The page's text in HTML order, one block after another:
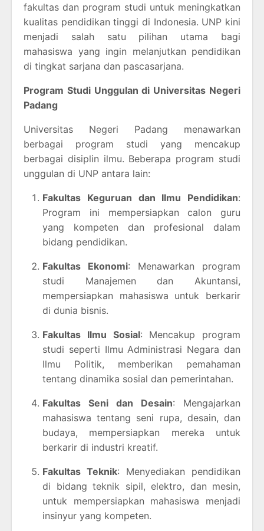
fakultas dan program studi untuk meningkatkan
kualitas pendidikan tinggi di Indonesia. UNP kini
menjadi salah satu pilihan utama bagi
mahasiswa yang ingin melanjutkan pendidikan
di tingkat sarjana dan pascasarjana.
Program Studi Unggulan di Universitas Negeri
Padang
Universitas Negeri Padang menawarkan
berbagai program studi yang mencakup
berbagai disiplin ilmu. Beberapa program studi
unggulan di UNP antara lain:
Fakultas Keguruan dan Ilmu Pendidikan:
Program ini mempersiapkan calon guru
yang kompeten dan profesional dalam
bidang pendidikan.
Fakultas Ekonomi: Menawarkan program
studi Manajemen dan Akuntansi,
mempersiapkan mahasiswa untuk berkarir
di dunia bisnis.
Fakultas Ilmu Sosial: Mencakup program
studi seperti Ilmu Administrasi Negara dan
Ilmu Politik, memberikan pemahaman
tentang dinamika sosial dan pemerintahan.
Fakultas Seni dan Desain: Mengajarkan
mahasiswa tentang seni rupa, desain, dan
budaya, mempersiapkan mereka untuk
berkarir di industri kreatif.
Fakultas Teknik: Menyediakan pendidikan
di bidang teknik sipil, elektro, dan mesin,
untuk mempersiapkan mahasiswa menjadi
insinyur yang kompeten.